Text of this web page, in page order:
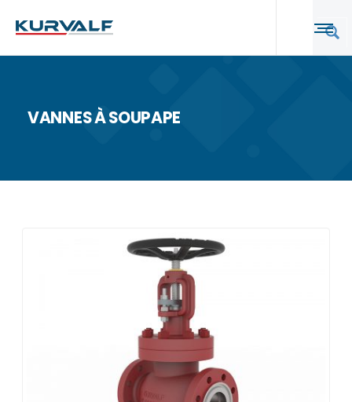
VANNES À SOUPAPE